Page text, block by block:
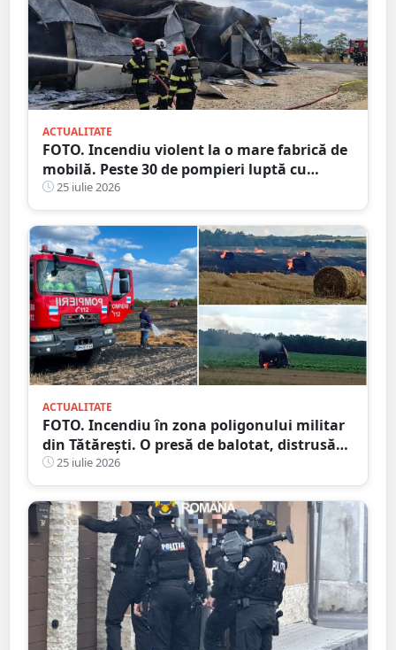
ACTUALITATE
FOTO. Incendiu violent la o mare fabrică de
mobilă. Peste 30 de pompieri luptă cu
flăcările, județul vecin
25 iulie 2026
ACTUALITATE
FOTO. Incendiu în zona poligonului militar
din Tătărești. O presă de balotat, distrusă
complet! Flăcările s-au extins
25 iulie 2026